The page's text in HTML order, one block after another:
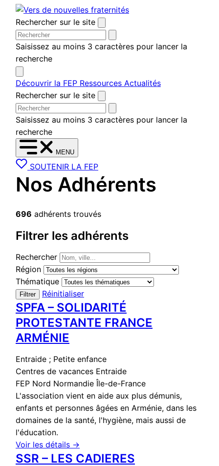
Aller
au
contenu
Rechercher sur le site
Saisissez au moins 3 caractères pour lancer la
recherche
Découvrir la FEP Ressources Actualités
Rechercher sur le site
Saisissez au moins 3 caractères pour lancer la
recherche
MENU
SOUTENIR LA FEP
Nos Adhérents
696 adhérents trouvés
Filtrer les adhérents
Rechercher
Région
Thématique
Filtrer Réinitialiser
SPFA – SOLIDARITÉ
PROTESTANTE FRANCE
ARMÉNIE
Entraide ; Petite enfance
Centres de vacances Entraide
FEP Nord Normandie Île-de-France
L'association vient en aide aux plus démunis,
enfants et personnes âgées en Arménie, dans les
domaines de la santé, l'hygiène, mais aussi de
l'éducation.
Voir les détails →
SSR – LES CADIERES